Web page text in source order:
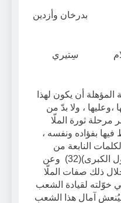
بدرخان وأزدين
سِتيري
أن يكون لهذا
، ولا بدّ من
مرحلة ثورة الملّا
فانخرط فيها بفؤاده ونفسه ،
النابعة من
القلب ينافح فيها عن (ثورة أيلول الكبرى)(32) وعن
ذلك صفات الملّا
خوّلته لقيادة الشعب
آمال هذا الشعب